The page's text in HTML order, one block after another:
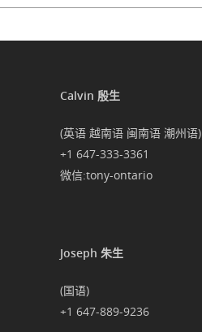
Calvin 殷生
(英语 越南语 闽南语 潮州语)
+1 647-333-3361
微信:tony-ontario
Joseph 朱生
(国语)
+1 647-889-9236